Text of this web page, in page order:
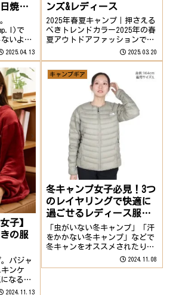
焼け
で
いよう
楽しくキ
な悩み
策アイ
ながら
説...
2025.04.13
ンズ&レディース
2025年春夏キャンプ｜押さえる
べきトレンドカラー2025年の春
夏アウトドアファッションで注
目されているのは、この3色！
サンドベージュ ミントグリー
ン スカイブルー自然と調和し
ながら、爽やかな印象を与える
トレンドカラーです。今年のキ
2025.03.20
子】
の服
パジャ
ンケ
なるこ
あること
2024.11.13
キャンプギア
冬キャンプ女子必見！3つ
のレイヤリングで快適に
過ごせるレディース服選
び
「虫がいない冬キャンプ」「汗
をかかない冬キャンプ」などで
冬キャンをオススメされたり興
味を持ったけど、服装が全然分
2024.11.08